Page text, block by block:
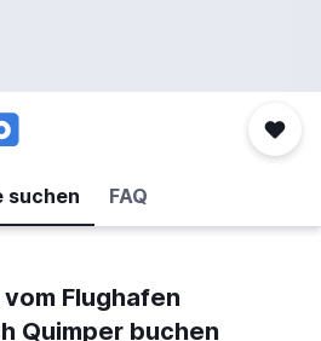
suchen FAQ
Flughafen
Quimper buchen